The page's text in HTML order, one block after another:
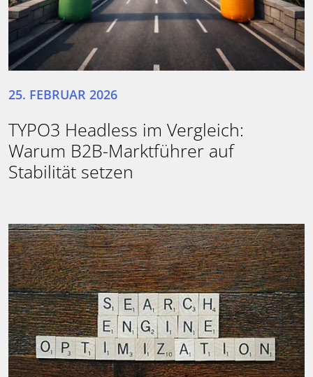
25. FEBRUAR 2026
TYPO3 Headless im Vergleich:
Warum B2B-Marktführer auf
Stabilität setzen